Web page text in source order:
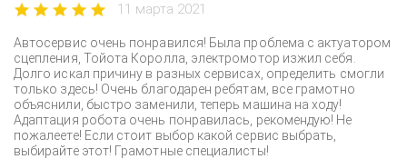
11 марта 2021
Автосервис очень понравился! Была проблема с актуатором
сцепления, Тойота Королла, электромотор изжил себя.
Долго искал причину в разных сервисах, определить смогли
только здесь! Очень благодарен ребятам, все грамотно
объяснили, быстро заменили, теперь машина на ходу!
Адаптация робота очень понравилась, рекомендую! Не
пожалеете! Если стоит выбор какой сервис выбрать,
выбирайте этот! Грамотные специалисты!